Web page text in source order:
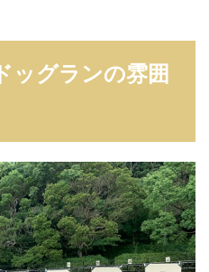
ッグランの雰囲